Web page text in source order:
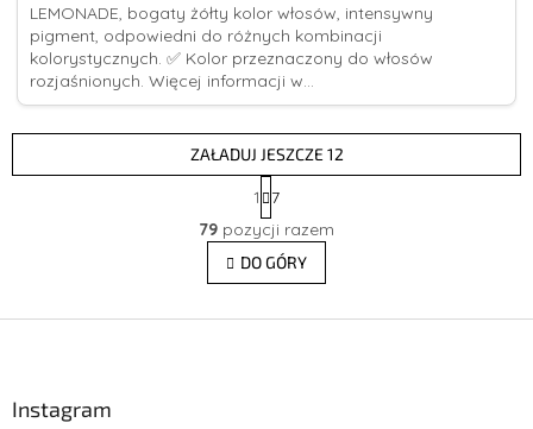
LEMONADE, bogaty żółty kolor włosów, intensywny
pigment, odpowiedni do różnych kombinacji
kolorystycznych. ✅ Kolor przeznaczony do włosów
rozjaśnionych. Więcej informacji w...
K
o
n
t
ZAŁADUJ JESZCZE 12
P
a
g
i
n
a
j
1
7
79 pozycji razem
DO GÓRY
Instagram